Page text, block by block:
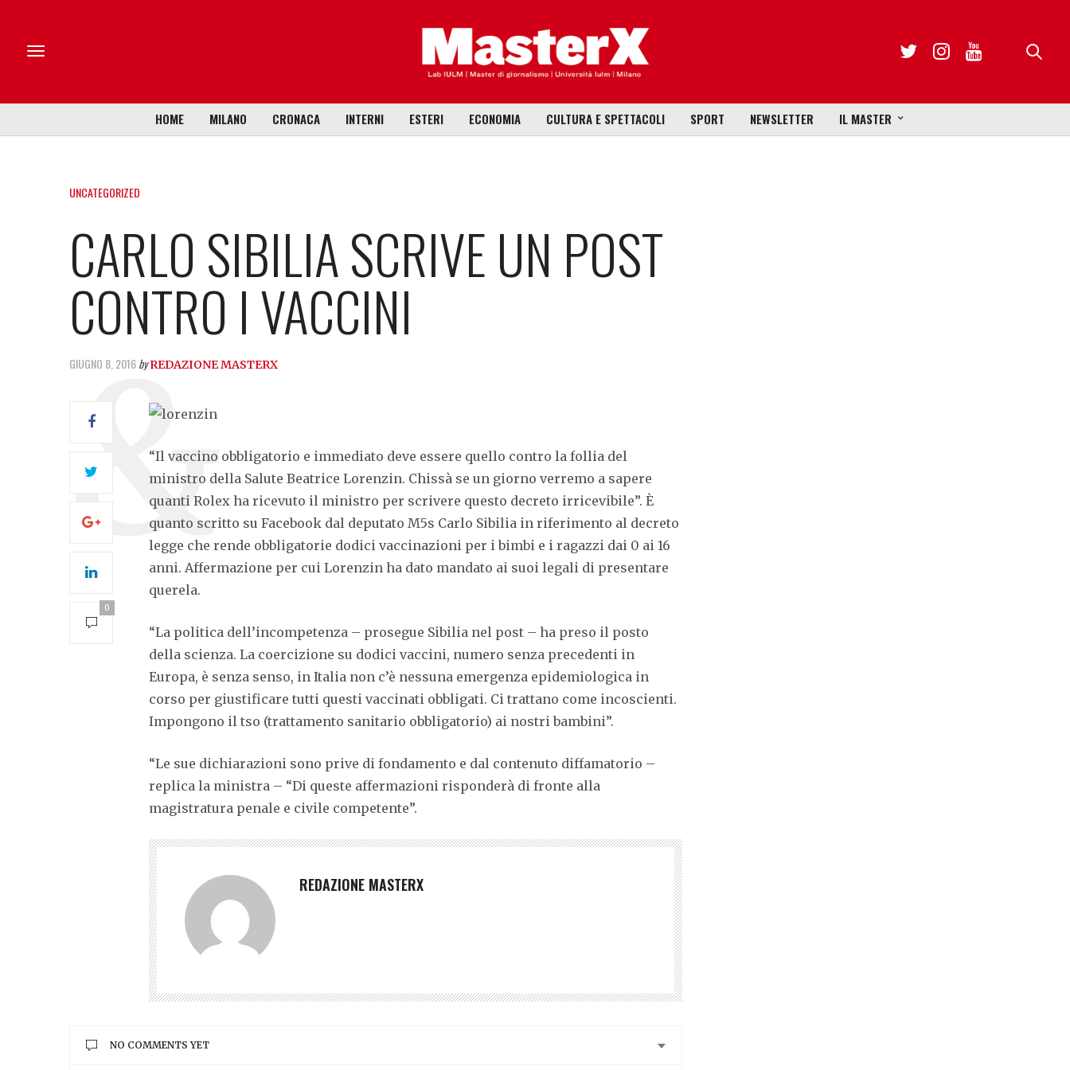
HOME MILANO CRONACA INTERNI ESTERI ECONOMIA CULTURA E SPETTACOLI SPORT NEWSLETTER IL MASTER
UNCATEGORIZED
CARLO SIBILIA SCRIVE UN POST
CONTRO I VACCINI
GIUGNO 8, 2016by REDAZIONE MASTERX
0
“Il vaccino obbligatorio e immediato deve essere quello contro la follia del
ministro della Salute Beatrice Lorenzin. Chissà se un giorno verremo a sapere
quanti Rolex ha ricevuto il ministro per scrivere questo decreto irricevibile”. È
quanto scritto su Facebook dal deputato M5s Carlo Sibilia in riferimento al decreto
legge che rende obbligatorie dodici vaccinazioni per i bimbi e i ragazzi dai 0 ai 16
anni. Affermazione per cui Lorenzin ha dato mandato ai suoi legali di presentare
querela.
“La politica dell’incompetenza – prosegue Sibilia nel post – ha preso il posto
della scienza. La coercizione su dodici vaccini, numero senza precedenti in
Europa, è senza senso, in Italia non c’è nessuna emergenza epidemiologica in
corso per giustificare tutti questi vaccinati obbligati. Ci trattano come incoscienti.
Impongono il tso (trattamento sanitario obbligatorio) ai nostri bambini”.
“Le sue dichiarazioni sono prive di fondamento e dal contenuto diffamatorio –
replica la ministra – “Di queste affermazioni risponderà di fronte alla
magistratura penale e civile competente”.
REDAZIONE MASTERX
NO COMMENTS YET